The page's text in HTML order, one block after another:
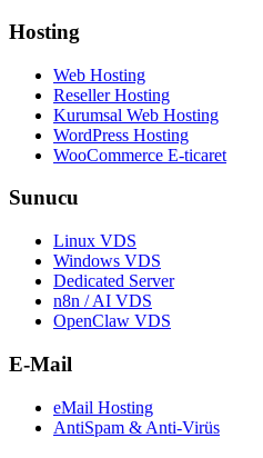
Hosting
Web Hosting
Reseller Hosting
Kurumsal Web Hosting
WordPress Hosting
WooCommerce E-ticaret
Sunucu
Linux VDS
Windows VDS
Dedicated Server
n8n / AI VDS
OpenClaw VDS
E-Mail
eMail Hosting
AntiSpam & Anti-Virüs